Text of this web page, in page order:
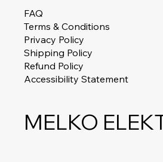
FAQ
Terms & Conditions
Privacy Policy
Shipping Policy
Refund Policy
Accessibility Statement
MELKO